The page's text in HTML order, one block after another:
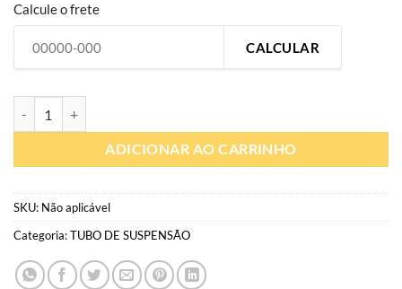
Calcule o frete
CALCULAR
ADICIONAR AO CARRINHO
SKU: Não aplicável
Categoria:TUBO DE SUSPENSÃO